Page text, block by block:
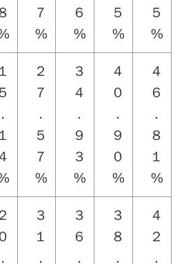
７
%
６
%
５
%
５
%
１
５
．
１
２
７
．
５
７
%
３
４
．
９
３
%
４
０
．
９
０
%
４
６
．
８
１
%
２
．
３
１
．
３
６
．
３
８
．
４
２
．